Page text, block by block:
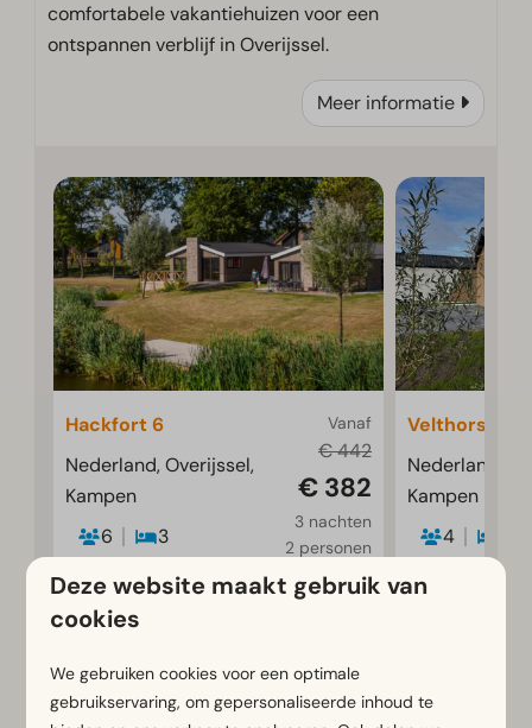
comfortabele vakantiehuizen voor een
ontspannen verblijf in Overijssel.
Meer informatie
Vanaf
€ 442
€ 382
3 nachten
2 personen
Hackfort 6
Nederland, Overijssel,
Kampen
6
3
Ruime lichte
Modern en eigentijds
ingericht
Velthorst 4
Nederland,
Kampen
4
Sommige
Deze website maakt gebruik van
cookies
We gebruiken cookies voor een optimale
gebruikservaring, om gepersonaliseerde inhoud te